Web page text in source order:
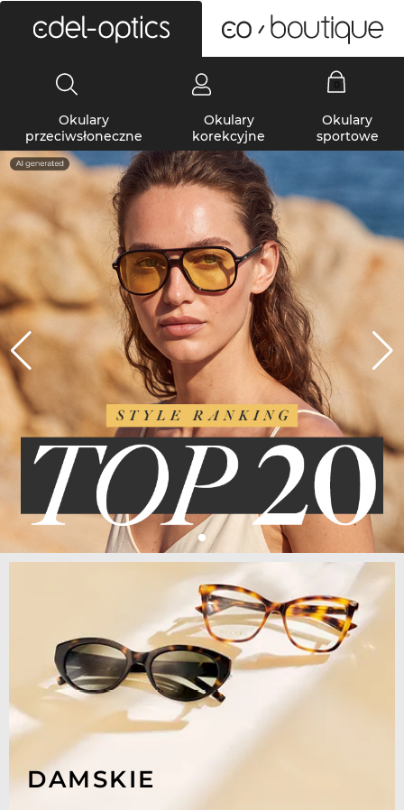
Okulary
przeciwsłoneczne
Okulary
korekcyjne
Okulary
sportowe
DAMSKIE